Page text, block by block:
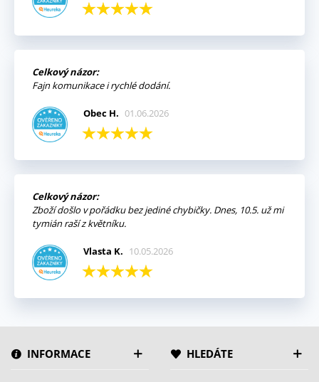
Celkový názor:
Fajn komunikace i rychlé dodání.
Obec H. 01.06.2026
Celkový názor:
Zboží došlo v pořádku bez jediné chybičky. Dnes, 10.5. už mi
tymián raší z květníku.
Vlasta K. 10.05.2026
INFORMACE HLEDÁTE